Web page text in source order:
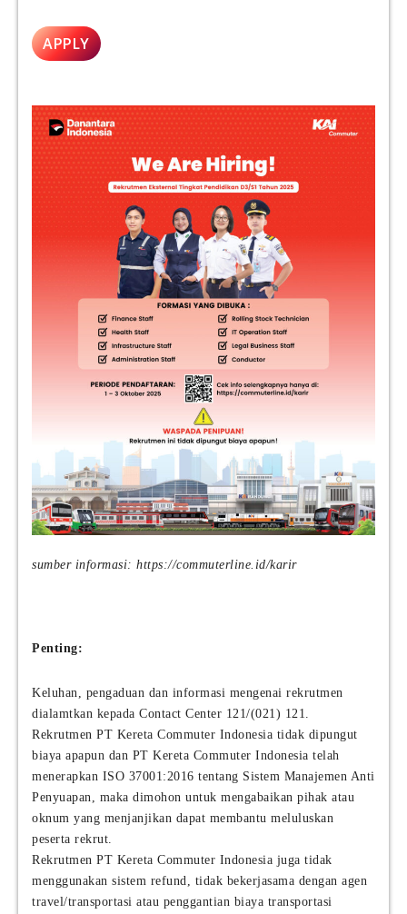
n
d
o
n
e
s
i
a
(
Y
M
I
)
a
g
e
m
e
n
t
T
r
a
i
e
e
APPLY
sumber informasi: https://commuterline.id/karir
Penting:
Keluhan, pengaduan dan informasi mengenai rekrutmen
dialamtkan kepada Contact Center 121/(021) 121.
Rekrutmen PT Kereta Commuter Indonesia tidak dipungut
biaya apapun dan PT Kereta Commuter Indonesia telah
menerapkan ISO 37001:2016 tentang Sistem Manajemen Anti
Penyuapan, maka dimohon untuk mengabaikan pihak atau
oknum yang menjanjikan dapat membantu meluluskan
peserta rekrut.
Rekrutmen PT Kereta Commuter Indonesia juga tidak
menggunakan sistem refund, tidak bekerjasama dengan agen
travel/transportasi atau penggantian biaya transportasi